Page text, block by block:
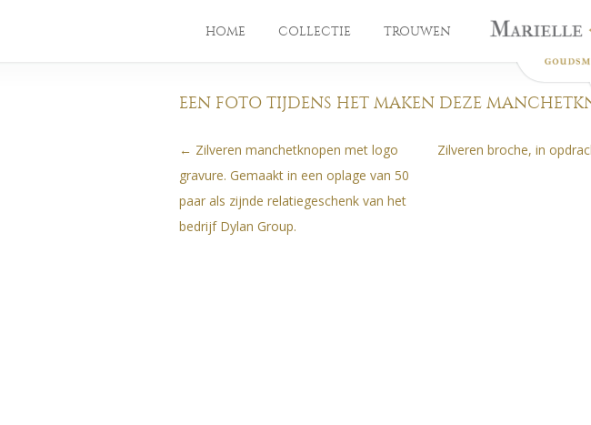
HOME COLLECTIE TROUWEN
EEN FOTO TIJDENS HET MAKEN DEZE
Berichtnavigatie
← Zilveren manchetknopen met logo
gravure. Gemaakt in een oplage van 50
paar als zijnde relatiegeschenk van het
bedrijf Dylan Group.
Zilveren broche, in